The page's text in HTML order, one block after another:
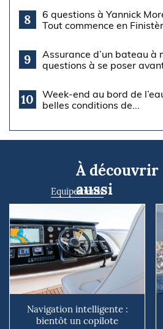
8
6 questions à Yannick
Tout commence en
9
Assurance d’un bateau à
questions à se poser
10
Week-end au bord de
belles conditions de...
À découvrir
aussi
Equipements
Navigation intelligente :
bientôt un copilote